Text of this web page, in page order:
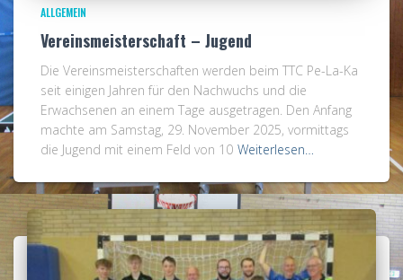
ALLGEMEIN
Vereinsmeisterschaft – Jugend
Die Vereinsmeisterschaften werden beim TTC Pe-La-Ka
seit einigen Jahren für den Nachwuchs und die
Erwachsenen an einem Tage ausgetragen. Den Anfang
machte am Samstag, 29. November 2025, vormittags
die Jugend mit einem Feld von 10 Weiterlesen…